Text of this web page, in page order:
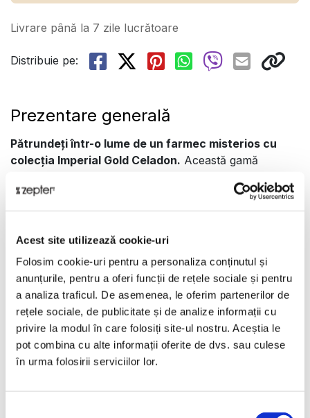
Acest site utilizează cookie-uri
Folosim cookie-uri pentru a personaliza conținutul și
anunțurile, pentru a oferi funcții de rețele sociale și pentru
a analiza traficul. De asemenea, le oferim partenerilor de
rețele sociale, de publicitate și de analize informații cu
privire la modul în care folosiți site-ul nostru. Aceștia le
pot combina cu alte informații oferite de dvs. sau culese
în urma folosirii serviciilor lor.
Livrare până la 7 zile lucrătoare
Distribuie pe:
Prezentare generală
Pătrundeți într-o lume de un farmec misterios cu
colecția Imperial Gold Celadon. Această gamă
distinge printr-o spectaculoasă glazură celadon – o
simfonie hipnotizantă de verde pal și albastru eteric,
delicată a zorilor.
Prezentare
Pe această pânză feerică dansează accente delicate
de aur pur de 24k, adăugând o notă de opulență
imperială. Imperial Gold Celadon este mai mult decât o
simplă veselă; este o invitație la o experiență
senzorială, o promisiune șoptită a unei epoci apuse, în
splendoare de neegalat.